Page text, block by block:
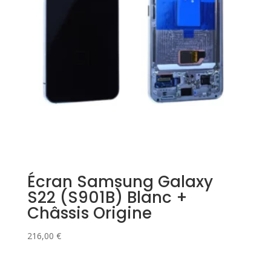
Écran Samsung Galaxy
S22 (S901B) Blanc +
Châssis Origine
216,00 €